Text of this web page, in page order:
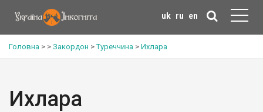
uk ru en
Головна > > Закордон >Туреччина > Ихлара
Ихлара